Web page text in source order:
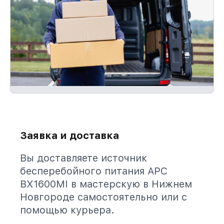
Заявка и доставка
Вы доставляете источник
бесперебойного питания APC
BX1600MI в мастерскую в Нижнем
Новгороде самостоятельно или с
помощью курьера.